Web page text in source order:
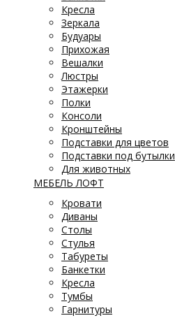
Кресла
Зеркала
Будуары
Прихожая
Вешалки
Люстры
Этажерки
Полки
Консоли
Кронштейны
Подставки для цветов
Подставки под бутылки
Для животных
МЕБЕЛЬ ЛОФТ
Кровати
Диваны
Столы
Стулья
Табуреты
Банкетки
Кресла
Тумбы
Гарнитуры